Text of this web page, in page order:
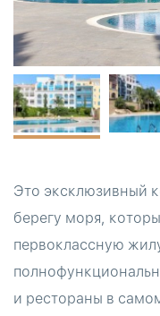
Это эксклюзивный
берегу моря,
первоклассную
и рестораны в